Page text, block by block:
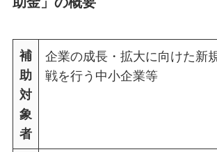
補
助
対
象
者
企業の成長・拡大に向けた新
戦を行う中小企業等